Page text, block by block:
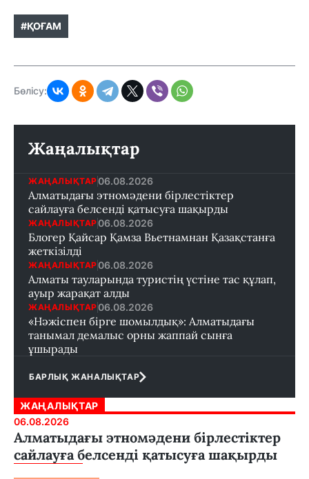
#ҚОҒАМ
Бөлісу:
Жаңалықтар
ЖАҢАЛЫҚТАР 06.08.2026
Алматыдағы этномәдени бірлестіктер
сайлауға белсенді қатысуға шақырды
ЖАҢАЛЫҚТАР 06.08.2026
Блогер Қайсар Қамза Вьетнамнан Қазақстанға
жеткізілді
ЖАҢАЛЫҚТАР 06.08.2026
Алматы тауларында туристің үстіне тас құлап,
ауыр жарақат алды
ЖАҢАЛЫҚТАР 06.08.2026
«Нәжіспен бірге шомылдық»: Алматыдағы
танымал демалыс орны жаппай сынға
ұшырады
БАРЛЫҚ ЖАНАЛЫҚТАР
ЖАҢАЛЫҚТАР
06.08.2026
Алматыдағы этномәдени бірлестіктер
сайлауға белсенді қатысуға шақырды